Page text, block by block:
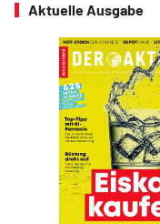
Aktuelle Ausgabe